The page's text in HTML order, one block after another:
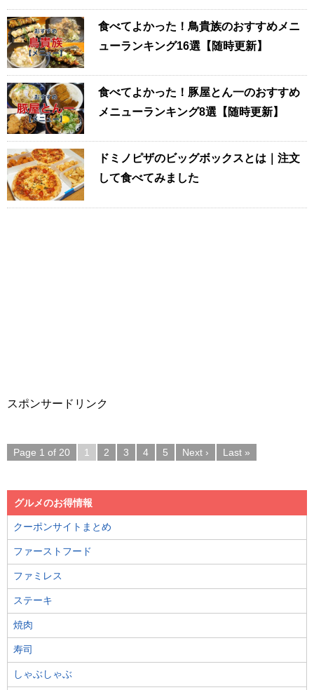
食べてよかった！鳥貴族のおすすめメニ
ューランキング16選【随時更新】
食べてよかった！豚屋とん一のおすすめ
メニューランキング8選【随時更新】
ドミノピザのビッグボックスとは｜注文
して食べてみました
スポンサードリンク
Page 1 of 20 1 2 3 4 5 Next › Last »
グルメのお得情報
クーポンサイトまとめ
ファーストフード
ファミレス
ステーキ
焼肉
寿司
しゃぶしゃぶ